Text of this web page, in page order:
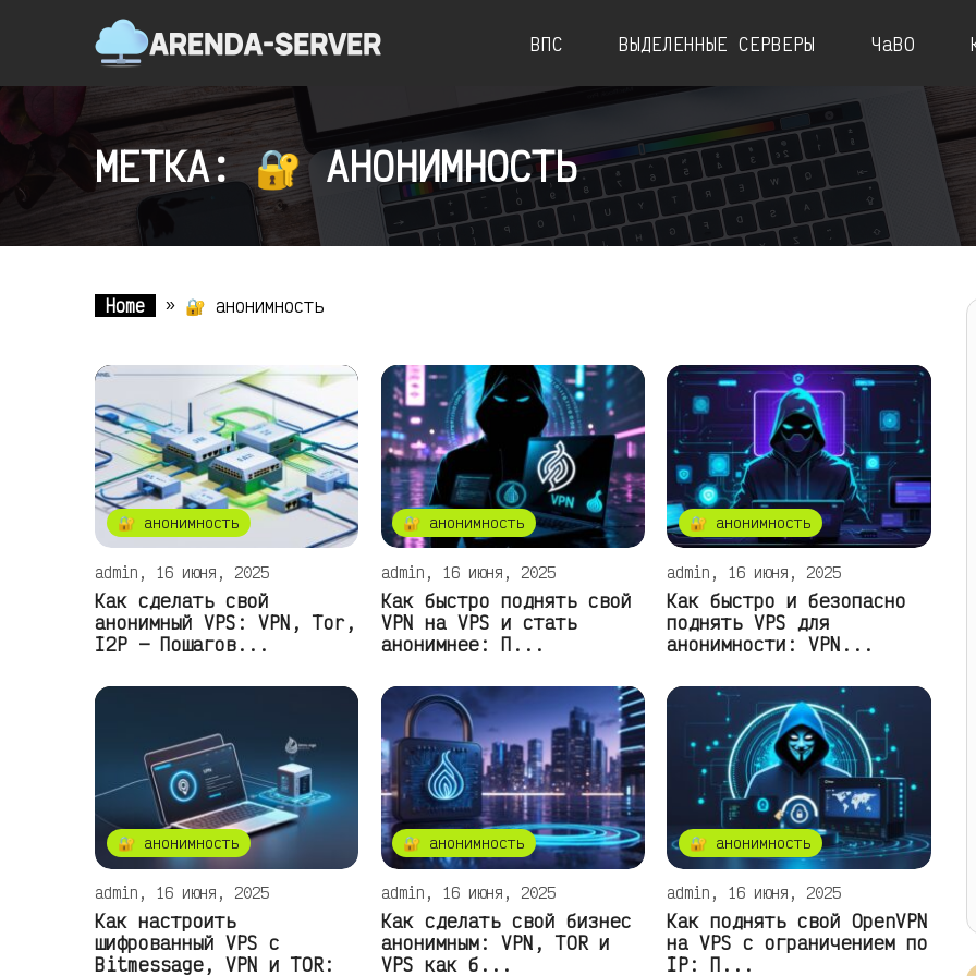
ВПС ВЫДЕЛЕННЫЕ СЕРВЕРЫ ЧаВО
МЕТКА: 🔐 АНОНИМНОСТЬ
Home » 🔐 анонимность
🔐 анонимность
admin, 16 июня, 2025
Как сделать свой
анонимный VPS: VPN, Tor,
I2P — Пошагов...
🔐 анонимность
admin, 16 июня, 2025
Как быстро поднять свой
VPN на VPS и стать
анонимнее: П...
🔐 анонимность
admin, 16 июня, 2025
Как быстро и безопасно
поднять VPS для
анонимности: VPN...
🔐 анонимность
admin, 16 июня, 2025
Как настроить
шифрованный VPS с
Bitmessage, VPN и TOR:
🔐 анонимность
admin, 16 июня, 2025
Как сделать свой бизнес
анонимным: VPN, TOR и
VPS как б...
🔐 анонимность
admin, 16 июня, 2025
Как поднять свой OpenVPN
на VPS с ограничением по
IP: П...